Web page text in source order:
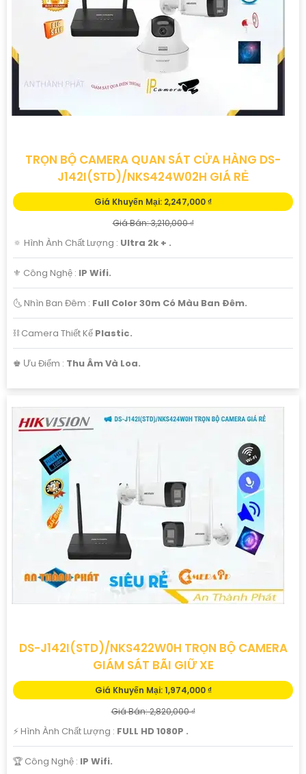
TRỌN BỘ CAMERA QUAN SÁT CỬA HÀNG DS-
J142I(STD)/NKS424W02H GIÁ RẺ
Giá Khuyến Mại: 2,247,000 ₫
Giá Bán: 3,210,000 ₫
🔅 Hình Ành Chất Lượng : Ultra 2k + .
⚜️ Công Nghệ : IP Wifi.
🌜 Nhìn Ban Đêm : Full Color 30m Có Màu Ban Ðêm.
⛓ Camera Thiết Kế Plastic.
️♚ Ưu Điểm : Thu Âm Và Loa.
DS-J142I(STD)/NKS422W0H TRỌN BỘ CAMERA
GIÁM SÁT BÃI GIỮ XE
Giá Khuyến Mại: 1,974,000 ₫
Giá Bán: 2,820,000 ₫
️⚡ Hình Ành Chất Lượng : FULL HD 1080P .
🏆 Công Nghệ : IP Wifi.